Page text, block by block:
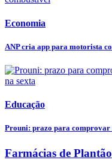
Economia
ANP cria app para motorista
Educação
Prouni: prazo para comprovar
Farmácias de Plantão